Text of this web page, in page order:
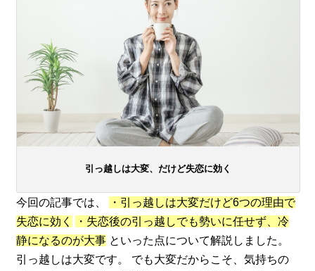
引っ越しは大変、だけど失恋に効く
今回の記事では、
・引っ越しは大変だけど6つの理由で
失恋に効く
・失恋後の引っ越しでも勢いに任せず、冷
静になるのが大事 といった点について解説しました。
引っ越しは大変です。 でも大変だからこそ、気持ちの